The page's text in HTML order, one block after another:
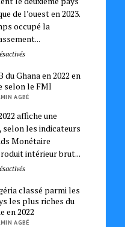
de l’ouest en 2023.
occupé la
du Ghana en 2022 en
selon le FMI
AGBÉ
affiche une
selon les indicateurs
Monétaire
intérieur brut...
classé parmi les
les plus riches du
en 2022
AGBÉ